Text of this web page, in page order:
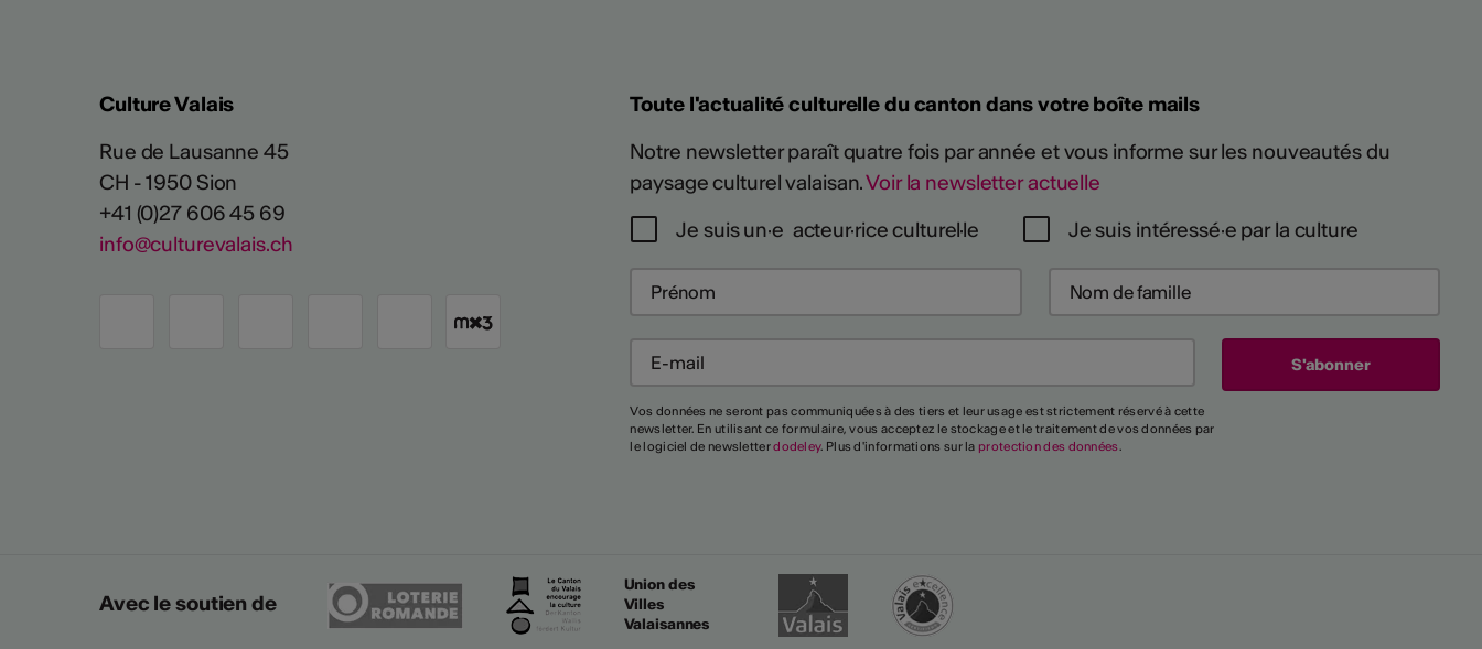
Culture Valais
Rue de Lausanne 45
CH - 1950 Sion
+41 (0)27 606 45 69
info@culturevalais.ch
Toute l'actualité culturelle du canton dans votre boîte mails
Notre newsletter paraît quatre fois par année et vous informe sur les nouveautés du
paysage culturel valaisan.Voir la newsletter actuelle
Je suis un·e acteur·rice culturel·le
Je suis intéressé·e par la culture
Vos données ne seront pas communiquées à des tiers et leur usage est strictement réservé à cette
newsletter. En utilisant ce formulaire, vous acceptez le stockage et le traitement de vos données par
le logiciel de newsletterdodeley. Plus d'informations sur la protection des données.
Avec le soutien de
Union des
Villes
Valaisannes